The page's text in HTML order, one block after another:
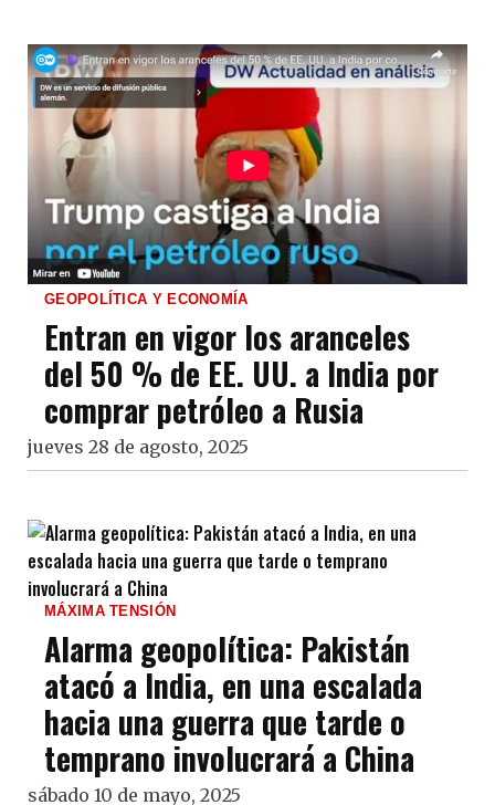
GEOPOLÍTICA Y ECONOMÍA
Entran en vigor los aranceles
del 50 % de EE. UU. a India por
comprar petróleo a Rusia
jueves 28 de agosto, 2025
MÁXIMA TENSIÓN
Alarma geopolítica: Pakistán
atacó a India, en una escalada
hacia una guerra que tarde o
temprano involucrará a China
sábado 10 de mayo, 2025